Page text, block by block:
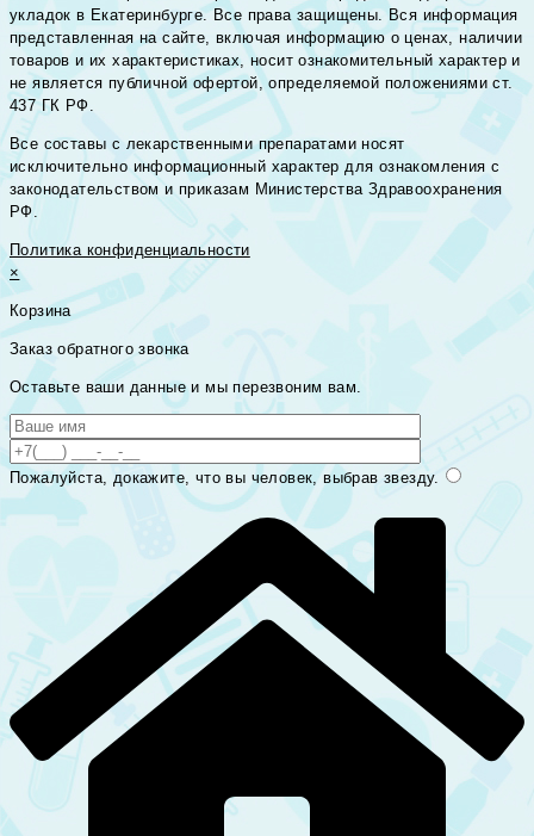
укладок в Екатеринбурге. Все права защищены. Вся информация
представленная на сайте, включая информацию о ценах, наличии
товаров и их характеристиках, носит ознакомительный характер и
не является публичной офертой, определяемой положениями ст.
437 ГК РФ.
Все составы с лекарственными препаратами носят
исключительно информационный характер для ознакомления с
законодательством и приказам Министерства Здравоохранения
РФ.
Политика конфиденциальности
×
Корзина
Заказ обратного звонка
Оставьте ваши данные и мы перезвоним вам.
Пожалуйста, докажите, что вы человек, выбрав звезду.